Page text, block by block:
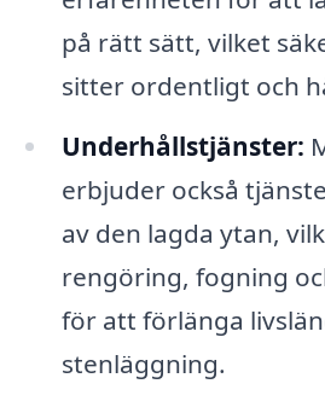
på rätt sätt, vilket
sitter ordentligt och
Underhållstjänster:
erbjuder också
av den lagda ytan,
rengöring, fogning
för att förlänga
stenläggning.